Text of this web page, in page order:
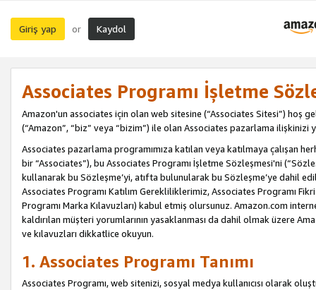
Giriş yap or Kaydol
Associates Programı İşletme
Amazon'un associates için olan web sitesine (“Associates Sitesi”) hoş
(“Amazon”, “biz” veya “bizim”) ile olan Associates pazarlama ilişkinizi
Associates pazarlama programımıza katılan veya katılmaya çalışan
bir “Associates”), bu Associates Programı İşletme Sözleşmesi'ni
kullanarak bu Sözleşme’yi, atıfta bulunularak bu Sözleşme’ye dahil
Associates Programı Katılım Gerekliliklerimiz, Associates Programı
Programı Marka Kılavuzları) kabul etmiş olursunuz. Amazon.com
kaldırılan müşteri yorumlarının yasaklanması da dahil olmak üzere
ve kılavuzları dikkatlice okuyun.
1. Associates Programı Tanımı
Associates Programı, web sitenizi, sosyal medya kullanıcısı olarak